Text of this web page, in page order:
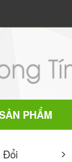
PHẨM
Đổi
MỚI